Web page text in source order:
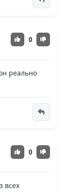
0
реально
0
всех